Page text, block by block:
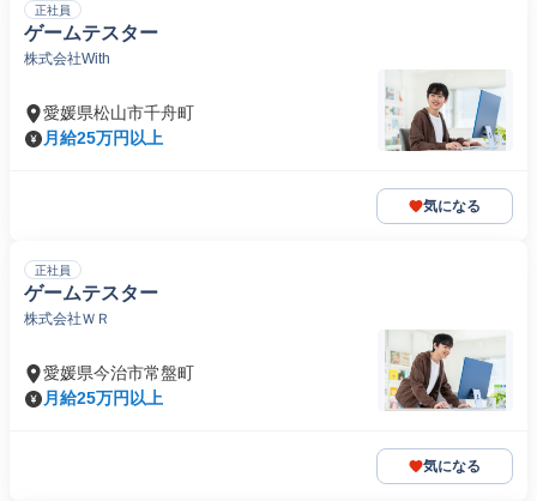
正社員
ゲームテスター
株式会社With
愛媛県松山市千舟町
月給25万円以上
気になる
正社員
ゲームテスター
株式会社ＷＲ
愛媛県今治市常盤町
月給25万円以上
気になる